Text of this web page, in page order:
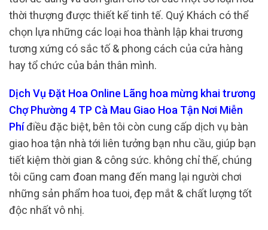
thời thượng được thiết kế tinh tế. Quý Khách có thể
chọn lựa những các loại hoa thành lập khai trương
tương xứng có sắc tố & phong cách của cửa hàng
hay tổ chức của bản thân mình.
Dịch Vụ Đặt Hoa Online Lãng hoa mừng khai trương
Chợ Phường 4 TP Cà Mau Giao Hoa Tận Nơi Miễn
Phíđiều đặc biệt, bên tôi còn cung cấp dịch vụ bàn
giao hoa tận nhà tới liên tưởng bạn nhu cầu, giúp bạn
tiết kiệm thời gian & công sức. không chỉ thế, chúng
tôi cũng cam đoan mang đến mang lại người chơi
những sản phẩm hoa tuoi, đẹp mắt & chất lượng tốt
độc nhất vô nhị.